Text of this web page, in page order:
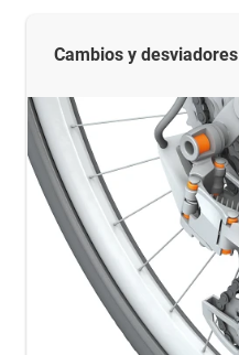
Cambios y desviadores